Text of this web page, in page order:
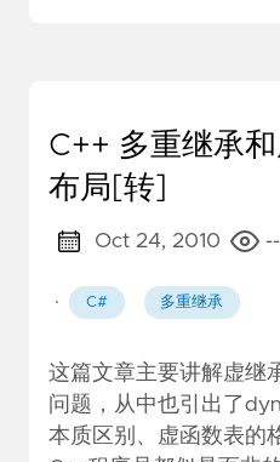
C++ 多重继承
布局[转]
Oct 24, 2010
· C# 多重继承
这篇文章主要讲解虚继
问题，从中也引出了
本质区别、虚函数表的